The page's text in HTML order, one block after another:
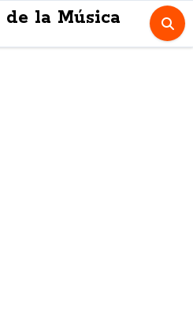
la Música